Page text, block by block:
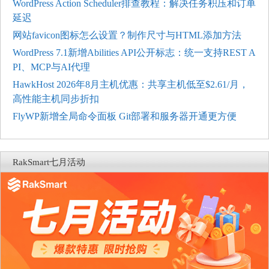
WordPress Action Scheduler排查教程：解决任务积压和订单
延迟
网站favicon图标怎么设置？制作尺寸与HTML添加方法
WordPress 7.1新增Abilities API公开标志：统一支持REST A
PI、MCP与AI代理
HawkHost 2026年8月主机优惠：共享主机低至$2.61/月，
高性能主机同步折扣
FlyWP新增全局命令面板 Git部署和服务器开通更方便
RakSmart七月活动